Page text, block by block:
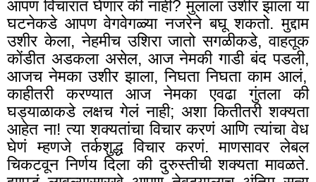
आपण विचारात घेणार की नाही? मुलाला उशीर झाला या
घटनेकडे आपण वेगवेगळ्या नजरेने बघू शकतो. मुद्दाम
उशीर केला, नेहमीच उशिरा जातो सगळीकडे, वाहतूक
कोंडीत अडकला असेल, आज नेमकी गाडी बंद पडली,
आजच नेमका उशीर झाला, निघता निघता काम आलं,
काहीतरी करण्यात आज नेमका एवढा गुंतला की
घड्याळाकडे लक्षच गेलं नाही; अशा कितीतरी शक्यता
आहेत ना! त्या शक्यतांचा विचार करणं आणि त्यांचा वेध
घेणं म्हणजे तर्कशुद्ध विचार करणं. माणसावर लेबल
चिकटवून निर्णय दिला की दुरुस्तीची शक्यता मावळते.